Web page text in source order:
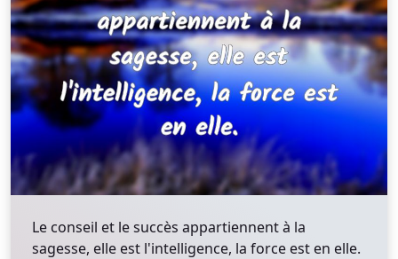
Le conseil et le succès appartiennent à la
sagesse, elle est l'intelligence, la force est en elle.